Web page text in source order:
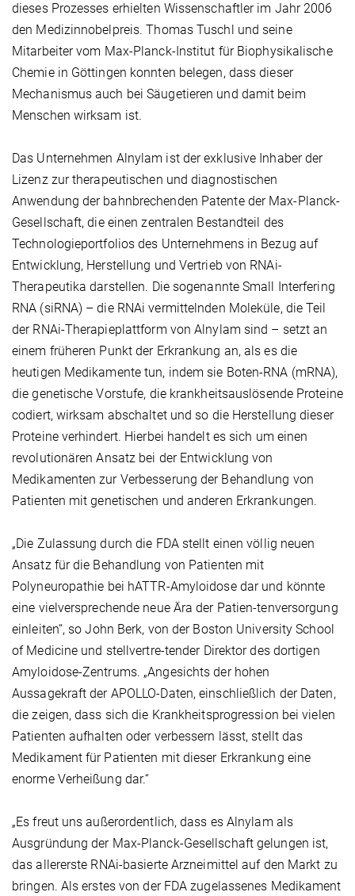
dieses Prozesses erhielten Wissenschaftler im Jahr 2006
den Medizinnobelpreis. Thomas Tuschl und seine
Mitarbeiter vom Max-Planck-Institut für Biophysikalische
Chemie in Göttingen konnten belegen, dass dieser
Mechanismus auch bei Säugetieren und damit beim
Menschen wirksam ist.
Das Unternehmen Alnylam ist der exklusive Inhaber der
Lizenz zur therapeutischen und diagnostischen
Anwendung der bahnbrechenden Patente der Max-Planck-
Gesellschaft, die einen zentralen Bestandteil des
Technologieportfolios des Unternehmens in Bezug auf
Entwicklung, Herstellung und Vertrieb von RNAi-
Therapeutika darstellen. Die sogenannte Small Interfering
RNA (siRNA) – die RNAi vermittelnden Moleküle, die Teil
der RNAi-Therapieplattform von Alnylam sind – setzt an
einem früheren Punkt der Erkrankung an, als es die
heutigen Medikamente tun, indem sie Boten-RNA (mRNA),
die genetische Vorstufe, die krankheitsauslösende Proteine
codiert, wirksam abschaltet und so die Herstellung dieser
Proteine verhindert. Hierbei handelt es sich um einen
revolutionären Ansatz bei der Entwicklung von
Medikamenten zur Verbesserung der Behandlung von
Patienten mit genetischen und anderen Erkrankungen.
„Die Zulassung durch die FDA stellt einen völlig neuen
Ansatz für die Behandlung von Patienten mit
Polyneuropathie bei hATTR-Amyloidose dar und könnte
eine vielversprechende neue Ära der Patien-tenversorgung
einleiten“, so John Berk, von der Boston University School
of Medicine und stellvertre-tender Direktor des dortigen
Amyloidose-Zentrums. „Angesichts der hohen
Aussagekraft der APOLLO-Daten, einschließlich der Daten,
die zeigen, dass sich die Krankheitsprogression bei vielen
Patienten aufhalten oder verbessern lässt, stellt das
Medikament für Patienten mit dieser Erkrankung eine
enorme Verheißung dar.“
„Es freut uns außerordentlich, dass es Alnylam als
Ausgründung der Max-Planck-Gesellschaft gelungen ist,
das allererste RNAi-basierte Arzneimittel auf den Markt zu
bringen. Als erstes von der FDA zugelassenes Medikament